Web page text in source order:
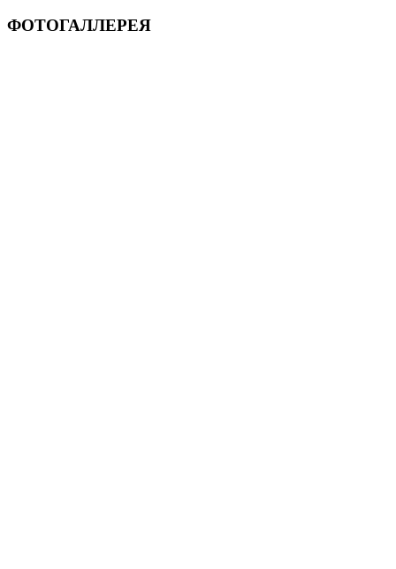
ФОТОГАЛЛЕРЕЯ